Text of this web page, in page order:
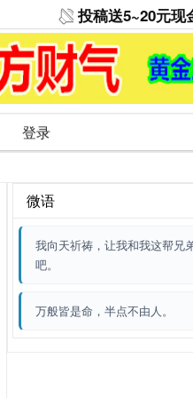
投稿送5~20元现
登录
微语
我向天祈祷，让我和我这帮兄
吧。
万般皆是命，半点不由人。